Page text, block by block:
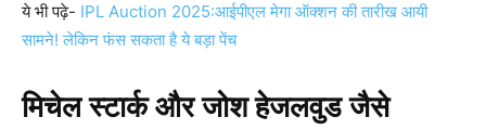
ये भी पढ़े- IPL Auction 2025:आईपीएल मेगा ऑक्शन की तारीख आयी
सामने! लेकिन फंस सकता है ये बड़ा पेंच
मिचेल स्टार्क और जोश हेजलवुड जैसे